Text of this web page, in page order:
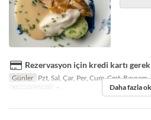
Rezervasyon için kredi kartı
Günler Pzt, Sal, Çar, Per, Cum, Cmt, Bayram
Sipariş Limiti 2 ~ Daha fazla